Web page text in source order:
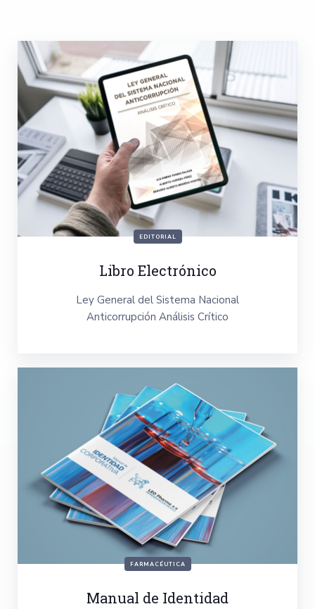
EDITORIAL
Libro Electrónico
Ley General del Sistema Nacional
Anticorrupción Análisis Crítico
FARMACÉUTICA
Manual de Identidad